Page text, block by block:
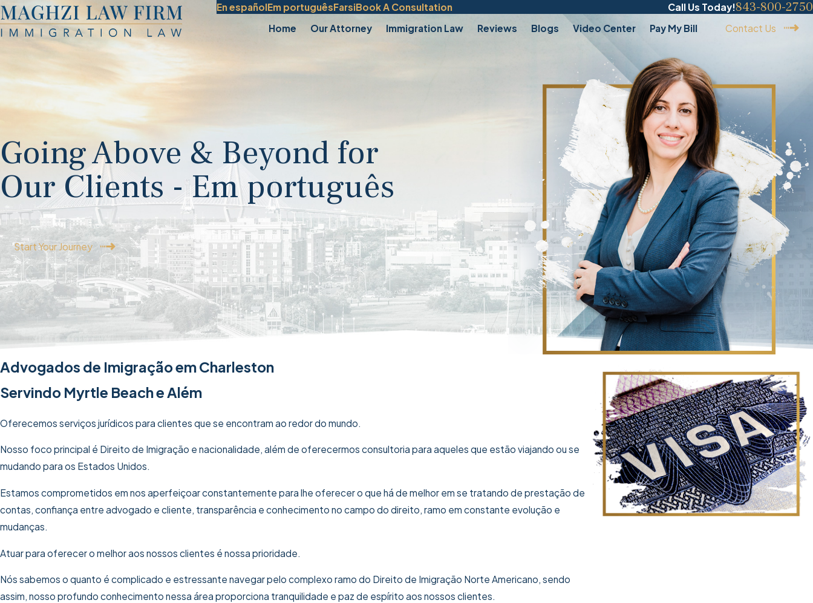
En españolEm portuguêsFarsiBook A Consultation Call Us Today!843-800-2750
Home Our Attorney Immigration Law Reviews Blogs Video Center Pay My Bill Contact Us
Going Above & Beyond for
Our Clients - Em português
Start Your Journey
Advogados de Imigração em Charleston
Servindo Myrtle Beach e Além
Oferecemos serviços jurídicos para clientes que se encontram ao redor do mundo.
Nosso foco principal é Direito de Imigração e nacionalidade, além de oferecermos consultoria para aqueles que estão viajando ou se
mudando para os Estados Unidos.
Estamos comprometidos em nos aperfeiçoar constantemente para lhe oferecer o que há de melhor em se tratando de prestação de
contas, confiança entre advogado e cliente, transparência e conhecimento no campo do direito, ramo em constante evolução e
mudanças.
Atuar para oferecer o melhor aos nossos clientes é nossa prioridade.
Nós sabemos o quanto é complicado e estressante navegar pelo complexo ramo do Direito de Imigração Norte Americano, sendo
assim, nosso profundo conhecimento nessa área proporciona tranquilidade e paz de espírito aos nossos clientes.